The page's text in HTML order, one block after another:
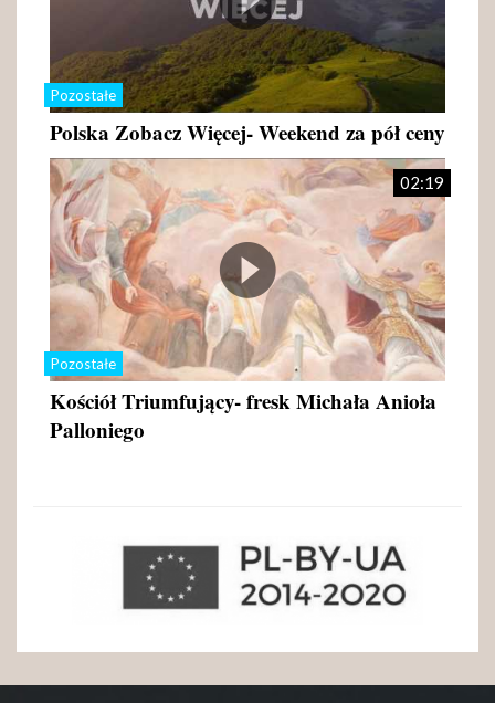
Pozostałe
Polska Zobacz Więcej- Weekend za pół ceny
Pozostałe
02:19
Kościół Triumfujący- fresk Michała Anioła
Palloniego